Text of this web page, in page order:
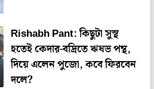
Rishabh Pant: কিছুটা সুস্থ
হতেই কেদার-বদ্রিতে ঋষভ পন্থ,
দিয়ে এলেন পুজো, কবে ফিরবেন
দলে?